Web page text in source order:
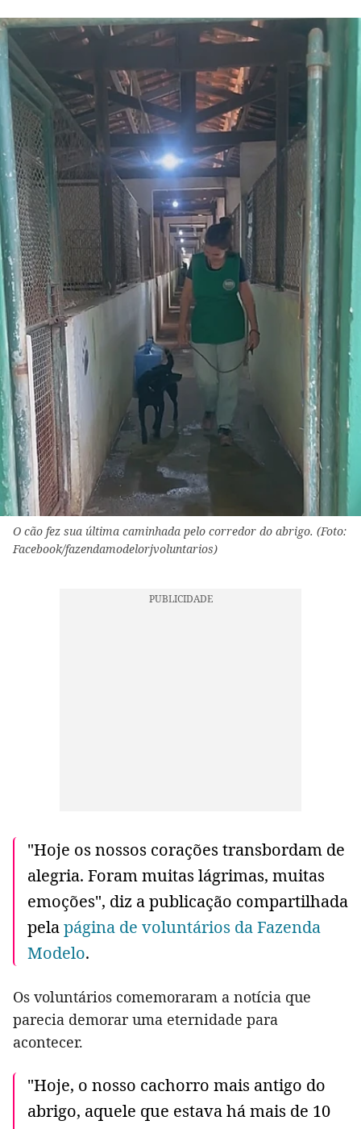
O cão fez sua última caminhada pelo corredor do abrigo. (Foto:
Facebook/fazendamodelorjvoluntarios)
"Hoje os nossos corações transbordam de
alegria. Foram muitas lágrimas, muitas
emoções", diz a publicação compartilhada
pelapágina de voluntários da Fazenda
Modelo.
Os voluntários comemoraram a notícia que
parecia demorar uma eternidade para
acontecer.
"Hoje, o nosso cachorro mais antigo do
abrigo, aquele que estava há mais de 10